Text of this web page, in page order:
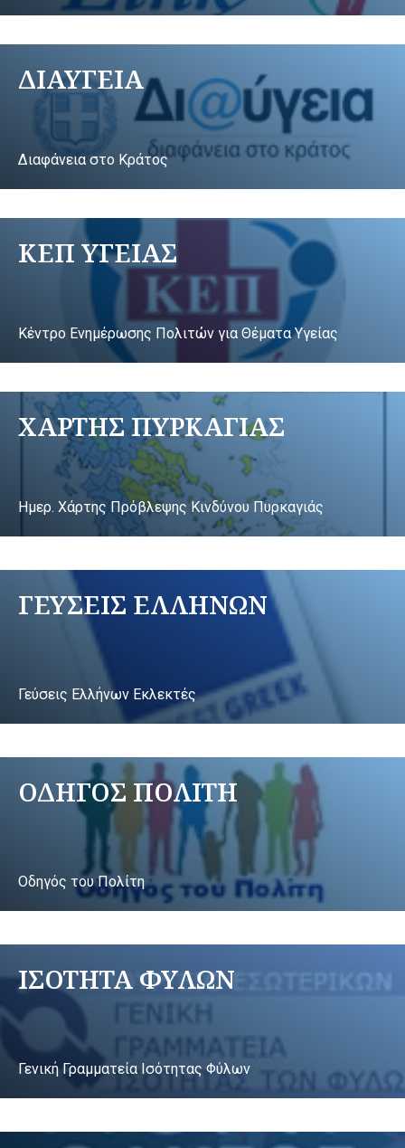
ΔΙΑΥΓΕΙΑ
Διαφάνεια στο Κράτος
ΚΕΠ ΥΓΕΙΑΣ
Κέντρο Ενημέρωσης Πολιτών για Θέματα Υγείας
ΧΑΡΤΗΣ ΠΥΡΚΑΓΙΑΣ
Ημερ. Χάρτης Πρόβλεψης Κινδύνου Πυρκαγιάς
ΓΕΥΣΕΙΣ ΕΛΛΗΝΩΝ
Γεύσεις Ελλήνων Εκλεκτές
ΟΔΗΓΟΣ ΠΟΛΙΤΗ
Οδηγός του Πολίτη
ΙΣΟΤΗΤΑ ΦΥΛΩΝ
Γενική Γραμματεία Ισότητας Φύλων